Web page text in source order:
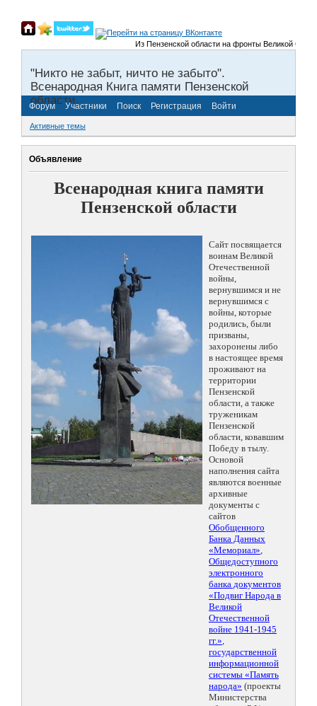
Из Пензенской области на фронты Великой
"Никто не забыт, ничто не забыто".
Всенародная Книга памяти Пензенской
области.
Форум Участники Поиск Регистрация Войти
Активные темы
Объявление
Всенародная книга памяти
Пензенской области
Сайт посвящается
воинам Великой
Отечественной
войны,
вернувшимся и не
вернувшимся с
войны, которые
родились, были
призваны,
захоронены либо
в настоящее время
проживают на
территории
Пензенской
области, а также
труженикам
Пензенской
области, ковавшим
Победу в тылу.
Основой
наполнения сайта
являются военные
архивные
документы с
сайтов
Обобщенного
Банка Данных
«Мемориал»,
Общедоступного
электронного
банка документов
«Подвиг Народа в
Великой
Отечественной
войне 1941-1945
гг.»,
государственной
информационной
системы «Память
народа» (проекты
Министерства